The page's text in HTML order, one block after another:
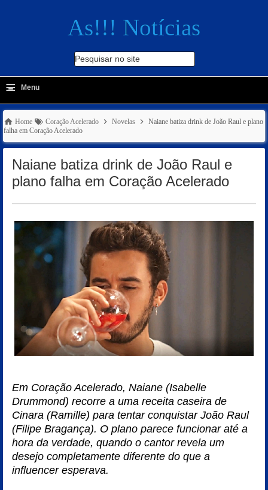
As!!! Notícias
Pesquisar no site
-
≡ Menu
Home Coração Acelerado Novelas
Naiane batiza drink de João Raul e plano
falha em Coração Acelerado
Naiane batiza drink de João Raul e
plano falha em Coração Acelerado
Em Coração Acelerado, Naiane (Isabelle
Drummond) recorre a uma receita caseira de
Cinara (Ramille) para tentar conquistar João Raul
(Filipe Bragança). O plano parece funcionar até a
hora da verdade, quando o cantor revela um
desejo completamente diferente do que a
influencer esperava.